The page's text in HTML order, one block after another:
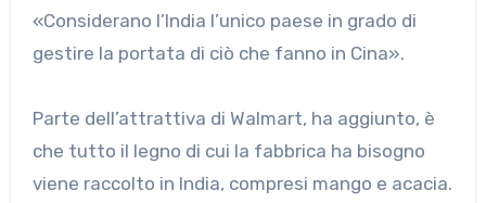
«Considerano l’India l’unico paese in grado di
gestire la portata di ciò che fanno in Cina».
Parte dell’attrattiva di Walmart, ha aggiunto, è
che tutto il legno di cui la fabbrica ha bisogno
viene raccolto in India, compresi mango e acacia.